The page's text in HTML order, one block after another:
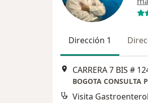
Dirección 1
CARRERA 7 BIS #
Visita